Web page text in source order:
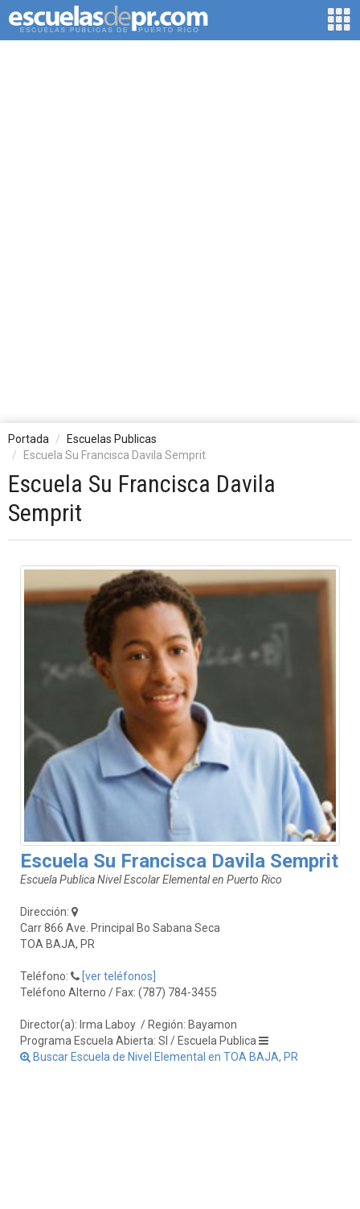
Portada
Escuelas Publicas
Escuela Su Francisca Davila Semprit
Escuela Su Francisca Davila
Semprit
Escuela Su Francisca Davila Semprit
Escuela Publica Nivel Escolar Elemental en Puerto Rico
Dirección:
Carr 866 Ave. Principal Bo Sabana Seca
TOA BAJA, PR
Teléfono:
[ver teléfonos]
Teléfono Alterno / Fax: (787) 784-3455
Director(a): Irma Laboy / Región: Bayamon
Programa Escuela Abierta: SI / Escuela Publica
Buscar Escuela de Nivel Elemental en TOA BAJA, PR